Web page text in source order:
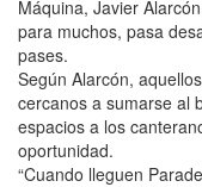
Máquina, Javier
para muchos, pasa
pases.
Según Alarcón,
cercanos a sumarse al
espacios a los
oportunidad.
“Cuando lleguen